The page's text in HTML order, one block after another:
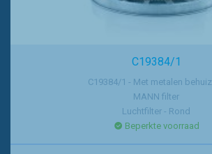
C19384/1
C19384/1 - Met metalen
MANN filter
Luchtfilter - Rond
Beperkte voorraad